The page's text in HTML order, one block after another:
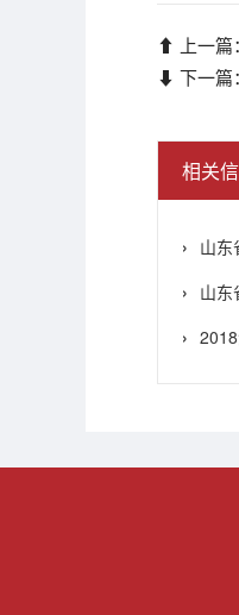
⬆ 上一篇：
⬇ 下一篇：
相关
山东
山东